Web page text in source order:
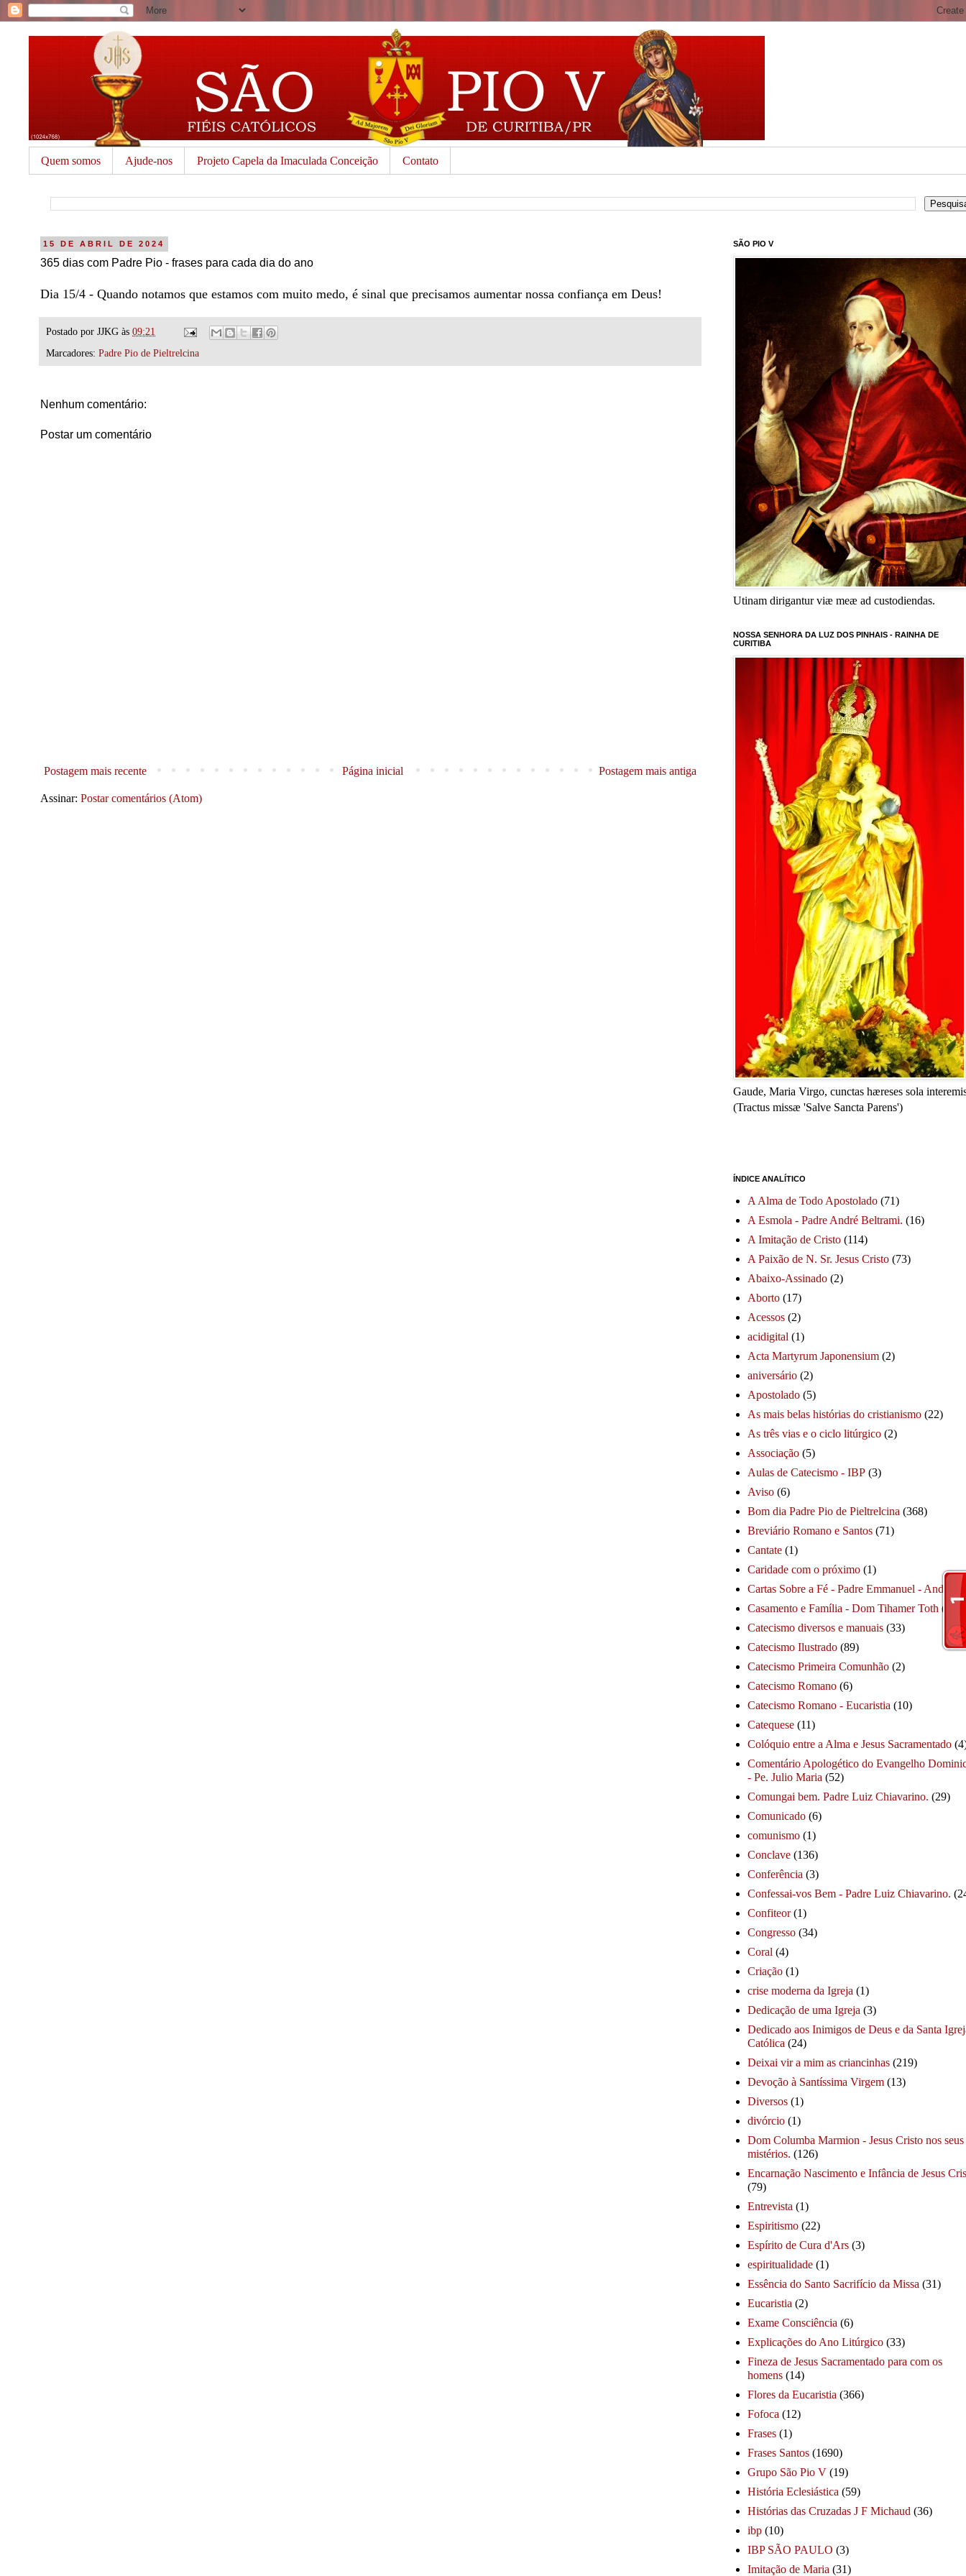
Quem somos Ajude-nos Projeto Capela da Imaculada Conceição Contato
15 DE ABRIL DE 2024
365 dias com Padre Pio - frases para cada dia do ano
Dia 15/4 - Quando notamos que estamos com muito medo, é sinal que precisamos aumentar nossa confiança em Deus!
Postado por JJKG às 09:21
Marcadores: Padre Pio de Pieltrelcina
Nenhum comentário:
Postar um comentário
Postagem mais recente Postagem mais antiga
Página inicial
Assinar: Postar comentários (Atom)
SÃO PIO V
Utinam dirigantur viæ meæ ad custodiendas.
NOSSA SENHORA DA LUZ DOS PINHAIS - RAINHA DE
CURITIBA
Gaude, Maria Virgo, cunctas hæreses sola
(Tractus missæ 'Salve Sancta Parens')
ÍNDICE ANALÍTICO
A Alma de Todo Apostolado (71)
A Esmola - Padre André Beltrami. (16)
A Imitação de Cristo (114)
A Paixão de N. Sr. Jesus Cristo (73)
Abaixo-Assinado (2)
Aborto (17)
Acessos (2)
acidigital (1)
Acta Martyrum Japonensium (2)
aniversário (2)
Apostolado (5)
As mais belas histórias do cristianismo (22)
As três vias e o ciclo litúrgico (2)
Associação (5)
Aulas de Catecismo - IBP (3)
Aviso (6)
Bom dia Padre Pio de Pieltrelcina (368)
Breviário Romano e Santos (71)
Cantate (1)
Caridade com o próximo (1)
Cartas Sobre a Fé - Padre Emmanuel - André
Casamento e Família - Dom Tihamer Toth (115)
Catecismo diversos e manuais (33)
Catecismo Ilustrado (89)
Catecismo Primeira Comunhão (2)
Catecismo Romano (6)
Catecismo Romano - Eucaristia (10)
Catequese (11)
Colóquio entre a Alma e Jesus Sacramentado
Comentário Apologético do Evangelho
- Pe. Julio Maria (52)
Comungai bem. Padre Luiz Chiavarino. (29)
Comunicado (6)
comunismo (1)
Conclave (136)
Conferência (3)
Confessai-vos Bem - Padre Luiz Chiavarino.
Confiteor (1)
Congresso (34)
Coral (4)
Criação (1)
crise moderna da Igreja (1)
Dedicação de uma Igreja (3)
Dedicado aos Inimigos de Deus e da Santa
Católica (24)
Deixai vir a mim as criancinhas (219)
Devoção à Santíssima Virgem (13)
Diversos (1)
divórcio (1)
Dom Columba Marmion - Jesus Cristo nos seus
mistérios. (126)
Encarnação Nascimento e Infância de Jesus
(79)
Entrevista (1)
Espiritismo (22)
Espírito de Cura d'Ars (3)
espiritualidade (1)
Essência do Santo Sacrifício da Missa (31)
Eucaristia (2)
Exame Consciência (6)
Explicações do Ano Litúrgico (33)
Fineza de Jesus Sacramentado para com os
homens (14)
Flores da Eucaristia (366)
Fofoca (12)
Frases (1)
Frases Santos (1690)
Grupo São Pio V (19)
História Eclesiástica (59)
Histórias das Cruzadas J F Michaud (36)
ibp (10)
IBP SÃO PAULO (3)
Imitação de Maria (31)